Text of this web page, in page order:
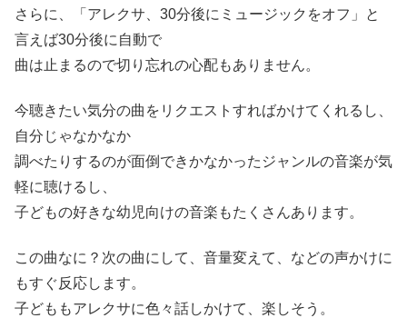
さらに、「アレクサ、30分後にミュージックをオフ」と
言えば30分後に自動で
曲は止まるので切り忘れの心配もありません。
今聴きたい気分の曲をリクエストすればかけてくれるし、
自分じゃなかなか
調べたりするのが面倒できかなかったジャンルの音楽が気
軽に聴けるし、
子どもの好きな幼児向けの音楽もたくさんあります。
この曲なに？次の曲にして、音量変えて、などの声かけに
もすぐ反応します。
子どももアレクサに色々話しかけて、楽しそう。